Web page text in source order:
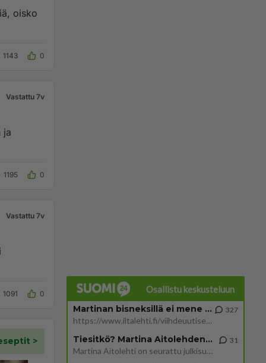
oisko
1143 0
Vastattu 7v
ja
1195 0
Vastattu 7v
1091 0
Osallistu keskusteluun
Martinan bisneksillä ei mene hyvin
https://www.iltalehti.fi/viihdeuutiset/a/c46da6ab-340f-4790-aaa7-0865eed2336 Yrityksen konkurssihakemus on tullut kärä
327
Tiesitkö? Martina Aitolehden isäpuoli on tämä suosittu laulaja
Martina Aitolehti on seurattu julkisuuden henkilö. Lähipiiriin mahtuu muitakin tunnettuja henkilöitä. Tiesitkö, että Ma
31